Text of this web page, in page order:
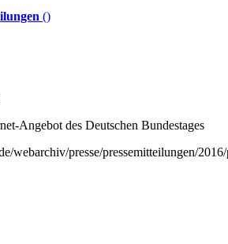
()
Angebot des Deutschen Bundestages
webarchiv/presse/pressemitteilungen/